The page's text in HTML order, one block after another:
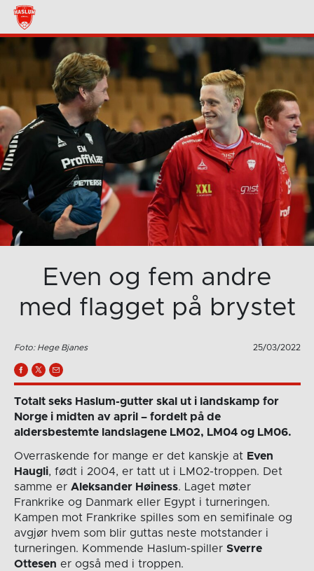
Even og fem andre
med flagget på brystet
Foto: Hege Bjanes 25/03/2022
Totalt seks Haslum-gutter skal ut i landskamp for
Norge i midten av april – fordelt på de
aldersbestemte landslagene LM02, LM04 og LM06.
Overraskende for mange er det kanskje at Even
Haugli, født i 2004, er tatt ut i LM02-troppen. Det
samme er Aleksander Høiness. Laget møter
Frankrike og Danmark eller Egypt i turneringen.
Kampen mot Frankrike spilles som en semifinale og
avgjør hvem som blir guttas neste motstander i
turneringen. Kommende Haslum-spiller Sverre
Ottesen er også med i troppen.